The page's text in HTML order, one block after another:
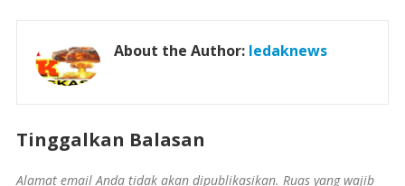
About the Author: ledaknews
Tinggalkan Balasan
Alamat email Anda tidak akan dipublikasikan. Ruas yang wajib